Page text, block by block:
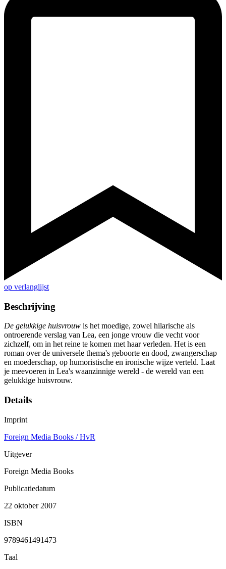
op verlanglijst
Beschrijving
De gelukkige huisvrouw is het moedige, zowel hilarische als
ontroerende verslag van Lea, een jonge vrouw die vecht voor
zichzelf, om in het reine te komen met haar verleden. Het is een
roman over de universele thema's geboorte en dood, zwangerschap
en moederschap, op humoristische en ironische wijze verteld. Laat
je meevoeren in Lea's waanzinnige wereld - de wereld van een
gelukkige huisvrouw.
Details
Imprint
Foreign Media Books / HvR
Uitgever
Foreign Media Books
Publicatiedatum
22 oktober 2007
ISBN
9789461491473
Taal